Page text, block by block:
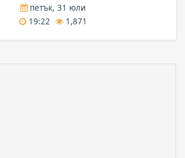
петък, 31 юли
19:22
1,871